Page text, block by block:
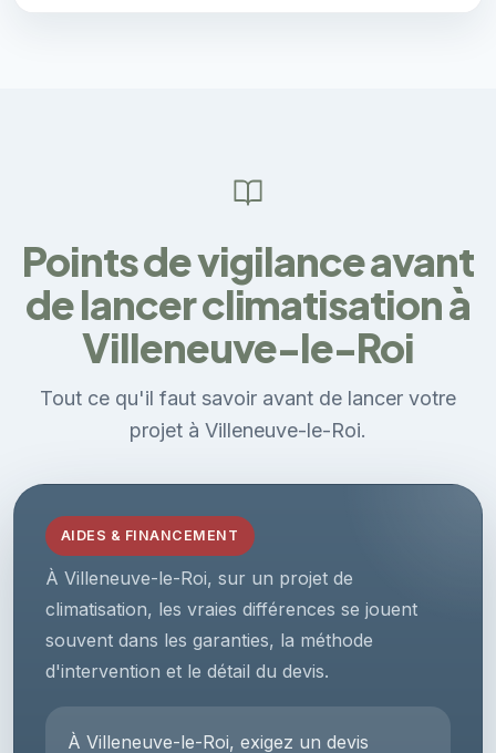
Points de vigilance avant
de lancer climatisation à
Villeneuve-le-Roi
Tout ce qu'il faut savoir avant de lancer votre
projet à Villeneuve-le-Roi.
AIDES & FINANCEMENT
À Villeneuve-le-Roi, sur un projet de
climatisation, les vraies différences se jouent
souvent dans les garanties, la méthode
d'intervention et le détail du devis.
À Villeneuve-le-Roi, exigez un devis